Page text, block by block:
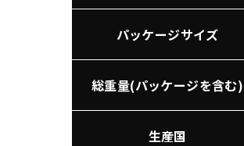
パッケージサイズ
総重量(パッケージを含む)
生産国